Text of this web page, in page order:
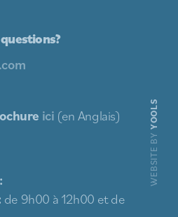
ici (en Anglais)
de 9h00 à 12h00 et de
WEBSITE BY
YOOLS